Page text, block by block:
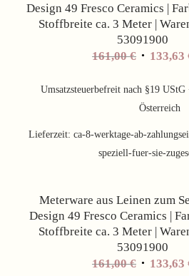
Design 49 Fresco Ceramics |
Stoffbreite ca. 3 Meter |
53091900
161,00€
war:
161,00 €
133,63
Umsatzsteuerbefreit nach §19
Österreich
Lieferzeit:ca-8-werktage-ab-
speziell-fuer-sie-
Meterware aus Leinen zum
Design 49 Fresco Ceramics |
Stoffbreite ca. 3 Meter |
53091900
161,00€ 133,63